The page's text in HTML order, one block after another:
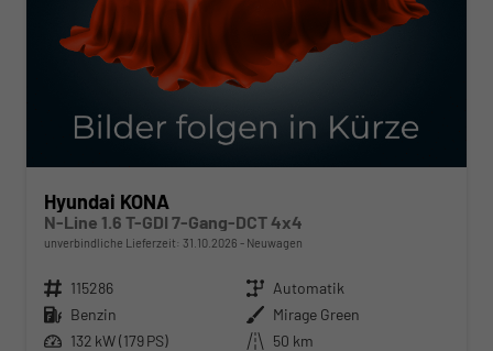
Hyundai KONA
N-Line 1.6 T-GDI 7-Gang-DCT 4x4
unverbindliche Lieferzeit: 31.10.2026 Neuwagen
Fahrzeugnr. 115286 Getriebe Automatik
Kraftstoff Benzin Außenfarbe Mirage Green
Leistung 132 kW (179 PS) Kilometerstand 50 km